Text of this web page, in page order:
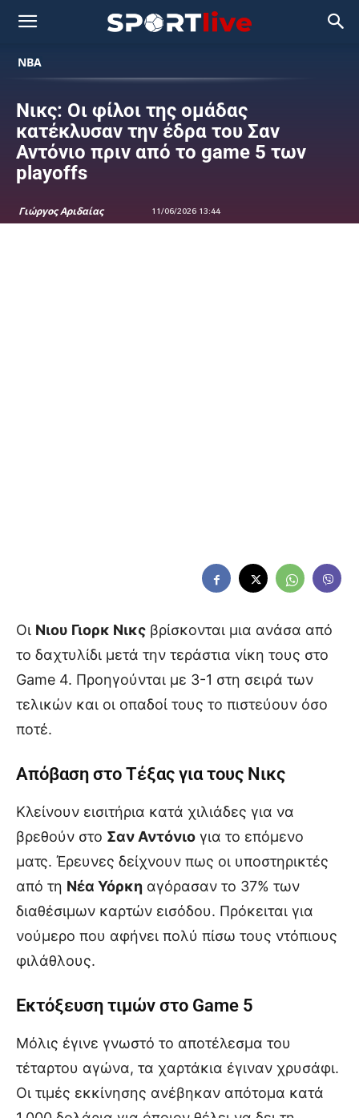
NBA
Νικς: Οι φίλοι της ομάδας
κατέκλυσαν την έδρα του Σαν
Αντόνιο πριν από το game 5 των
playoffs
Γιώργος Αριδαίας 11/06/2026 13:44
Οι Νιου Γιορκ Νικς βρίσκονται μια ανάσα από
το δαχτυλίδι μετά την τεράστια νίκη τους στο
Game 4. Προηγούνται με 3-1 στη σειρά των
τελικών και οι οπαδοί τους το πιστεύουν όσο
ποτέ.
Απόβαση στο Τέξας για τους Νικς
Κλείνουν εισιτήρια κατά χιλιάδες για να
βρεθούν στο Σαν Αντόνιο για το επόμενο
ματς. Έρευνες δείχνουν πως οι υποστηρικτές
από τη Νέα Υόρκη αγόρασαν το 37% των
διαθέσιμων καρτών εισόδου. Πρόκειται για
νούμερο που αφήνει πολύ πίσω τους ντόπιους
φιλάθλους.
Εκτόξευση τιμών στο Game 5
Μόλις έγινε γνωστό το αποτέλεσμα του
τέταρτου αγώνα, τα χαρτάκια έγιναν χρυσάφι.
Οι τιμές εκκίνησης ανέβηκαν απότομα κατά